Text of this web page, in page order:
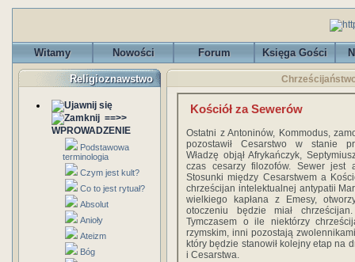
Witamy Nowości Forum Księga Gości
Religioznawstwo
==>>
WPROWADZENIE
Podstawowa
terminologia
Czym jest kult?
Co to jest rytuał?
Absolut
Anioły
Ateizm
Bóg
Kościół za Sewerów
Ostatni z Antoninów, Kommodus,
pozostawił Cesarstwo w stanie
Władzę objął Afrykańczyk,
czas cesarzy filozofów. Sewer jest
Stosunki między Cesarstwem a
chrześcijan intelektualnej antypatii
wielkiego kapłana z Emesy,
otoczeniu będzie miał
Tymczasem o ile niektórzy
rzymskim, inni pozostają
który będzie stanowił kolejny etap na
i Cesarstwa.